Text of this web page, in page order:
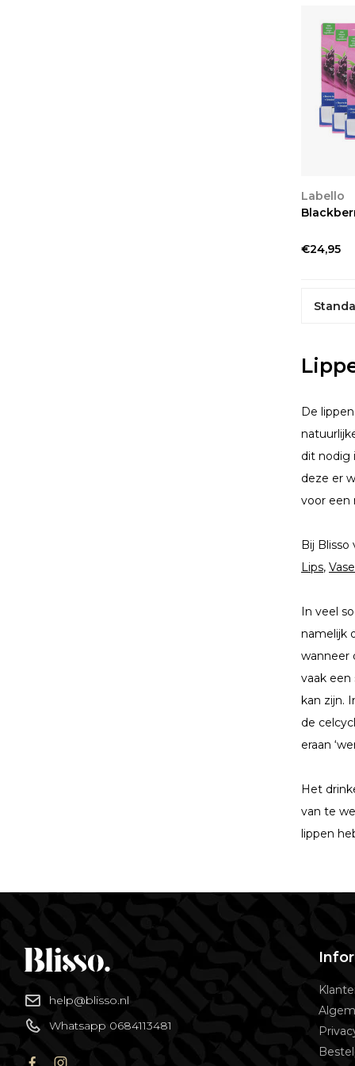
Labello
€24,95
De
dit nodig
deze er
voor een
Bij
Lips,
In veel
namelijk
wanneer
vaak
kan zijn.
de
eraan
Het
van te
lippen
help@blisso.nl
Whatsapp 0684113481